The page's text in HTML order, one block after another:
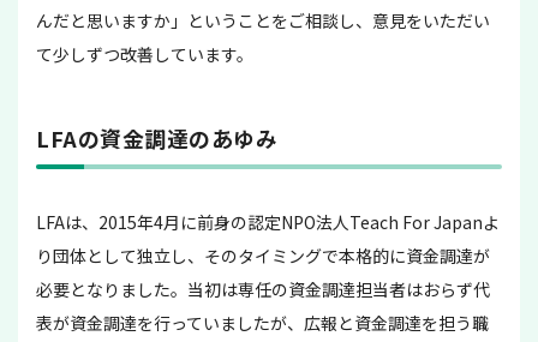
んだと思いますか」ということをご相談し、意見をいただい
て少しずつ改善しています。
LFAの資金調達のあゆみ
LFAは、2015年4月に前身の認定NPO法人Teach For Japanよ
り団体として独立し、そのタイミングで本格的に資金調達が
必要となりました。当初は専任の資金調達担当者はおらず代
表が資金調達を行っていましたが、広報と資金調達を担う職